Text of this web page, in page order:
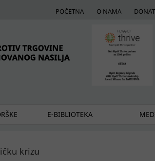
POČETNA O NAMA
E-BIBLIOTEKA
krizu